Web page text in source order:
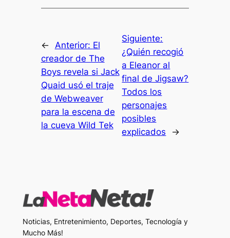
← Anterior: El
creador de The
Boys revela si Jack
Quaid usó el traje
de Webweaver
para la escena de
la cueva Wild Tek
Siguiente:
¿Quién recogió
a Eleanor al
final de Jigsaw?
Todos los
personajes
posibles
explicados
→
Noticias, Entretenimiento, Deportes, Tecnología y
Mucho Más!